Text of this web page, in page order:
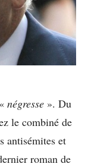
négresse ». Du
le combiné de
antisémites et
roman de